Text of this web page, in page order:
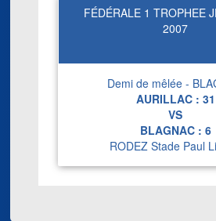
FÉDÉRALE 1 TROPHEE
2007
Demi de mêlée -
AURILLAC : 31
VS
BLAGNAC : 6
RODEZ Stade Paul